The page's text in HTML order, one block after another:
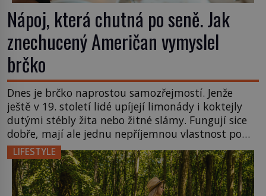
Nápoj, která chutná po seně. Jak
znechucený Američan vymyslel
brčko
Dnes je brčko naprostou samozřejmostí. Jenže
ještě v 19. století lidé upíjejí limonády i koktejly
dutými stébly žita nebo žitné slámy. Fungují sice
dobře, mají ale jednu nepříjemnou vlastnost po
chvíli se rozmáčejí a nápoji dodávají travnatou
příchuť. Právě tahle drobná nepříjemnost přivede
amerického výrobce cigaretových náustků k
nápadu, který změní způsob pití po celém […]
LIFESTYLE